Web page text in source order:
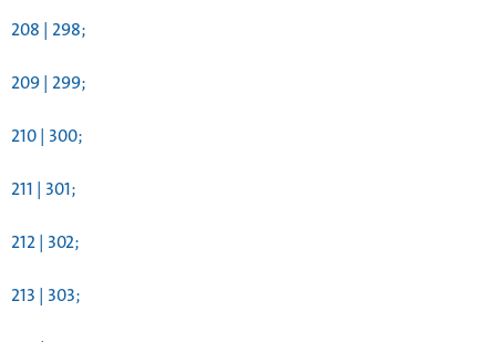
208 | 298;
209 | 299;
210 | 300;
211 | 301;
212 | 302;
213 | 303;